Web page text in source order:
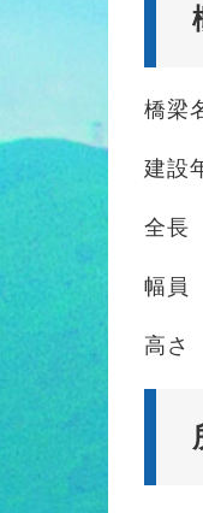
橋梁
建設
全長
幅員
高さ